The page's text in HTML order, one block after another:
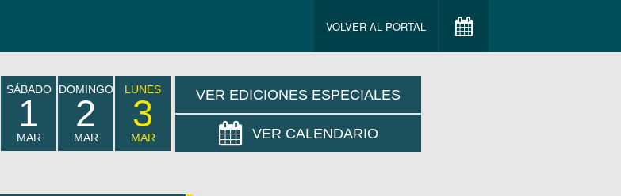
VOLVER AL PORTAL
SÁBADO
1
MAR
DOMINGO
2
MAR
LUNES
3
MAR
VER EDICIONES ESPECIALES
VER CALENDARIO